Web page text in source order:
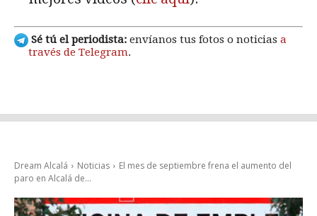
Sé tú el periodista: envíanos tus fotos o noticias a
través de Telegram.